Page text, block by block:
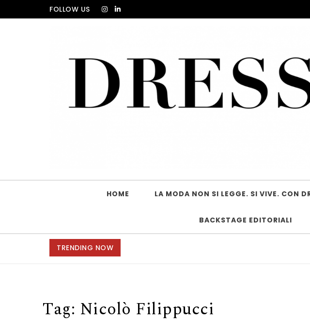
Skip to contentFOLLOW US
HOME LA MODA NON SI LEGGE. SI VIVE. CON
BACKSTAGE EDITORIALI
TRENDING NOW
Tag: Nicolò Filippucci